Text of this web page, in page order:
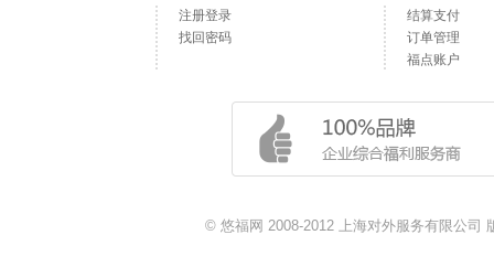
注册登录
找回密码
结算支付
订单管理
福点账户
© 悠福网 2008-2012 上海对外服务有限公司